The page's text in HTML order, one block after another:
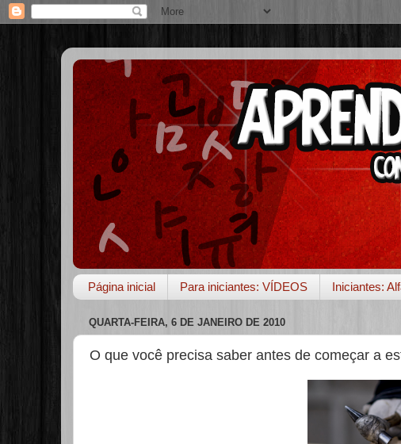
Página inicial Para iniciantes: VÍDEOS Iniciantes:
QUARTA-FEIRA, 6 DE JANEIRO DE 2010
O que você precisa saber antes de começar a